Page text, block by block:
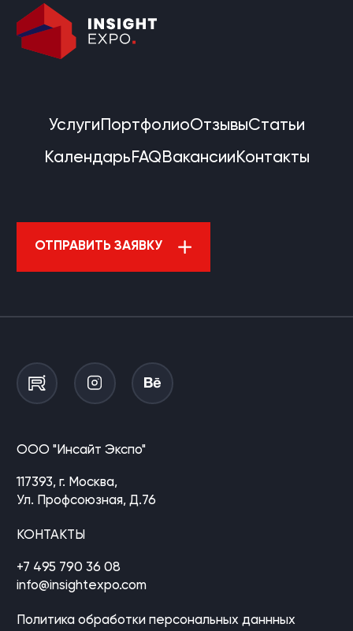
Услуги ПортфолиоОтзывыСтатьи
КалендарьFAQВакансииКонтакты
ОТПРАВИТЬ ЗАЯВКУ
ООО "Инсайт Экспо"
117393, г. Москва,
Ул. Профсоюзная, Д.76
КОНТАКТЫ
+7 495 790 36 08
info@insightexpo.com
Политика обработки персональных даннных